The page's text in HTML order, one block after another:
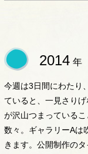
2014 年
今週は3日間にわたり
ていると、一見さり
が沢山つまっている
数々。ギャラリーAは
きます。公開制作の